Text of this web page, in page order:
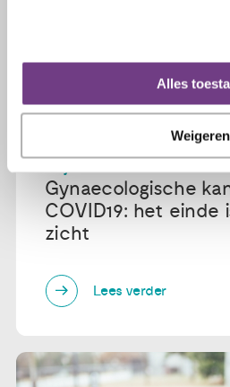
Alles
Weigeren
22 juni 2020
Gynaecologische
COVID19: het einde
zicht
Lees verder